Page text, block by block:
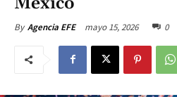
By Agencia EFE mayo 15, 2026 0